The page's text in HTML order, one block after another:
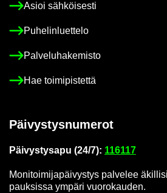
Asioi säh­köi­ses­ti
Pu­he­lin­luet­te­lo
Pal­ve­lu­ha­ke­mis­to
Hae toi­mi­pis­tet­tä
Päi­vys­tys­nu­me­rot
Päi­vys­tys­a­pu (24/7): 116117
Mo­ni­toi­mi­ja­päi­vys­tys pal­ve­lee
pauk­sis­sa ym­pä­ri vuo­ro­kau­den.